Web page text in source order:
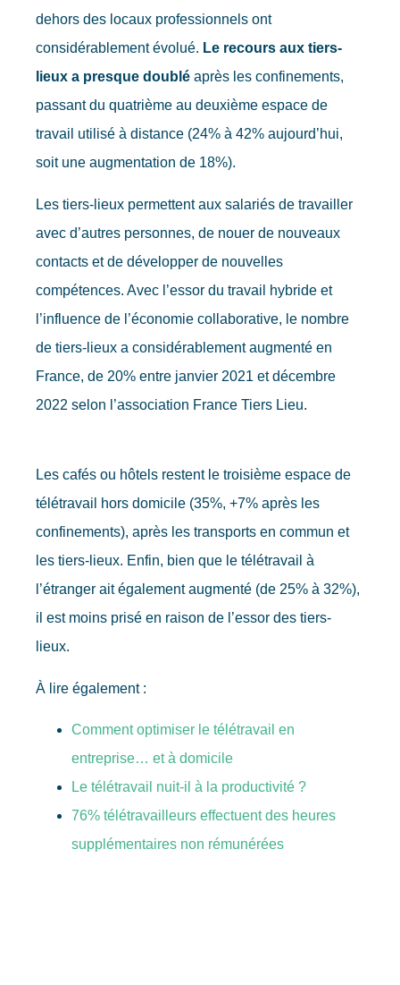
dehors des locaux professionnels ont
considérablement évolué. Le recours aux tiers-
lieux a presque doublé après les confinements,
passant du quatrième au deuxième espace de
travail utilisé à distance (24% à 42% aujourd’hui,
soit une augmentation de 18%).
Les tiers-lieux permettent aux salariés de travailler
avec d’autres personnes, de nouer de nouveaux
contacts et de développer de nouvelles
compétences. Avec l’essor du travail hybride et
l’influence de l’économie collaborative, le nombre
de tiers-lieux a considérablement augmenté en
France, de 20% entre janvier 2021 et décembre
2022 selon l’association France Tiers Lieu.
Les cafés ou hôtels restent le troisième espace de
télétravail hors domicile (35%, +7% après les
confinements), après les transports en commun et
les tiers-lieux. Enfin, bien que le télétravail à
l’étranger ait également augmenté (de 25% à 32%),
il est moins prisé en raison de l’essor des tiers-
lieux.
À lire également :
Comment optimiser le télétravail en
entreprise… et à domicile
Le télétravail nuit-il à la productivité ?
76% télétravailleurs effectuent des heures
supplémentaires non rémunérées